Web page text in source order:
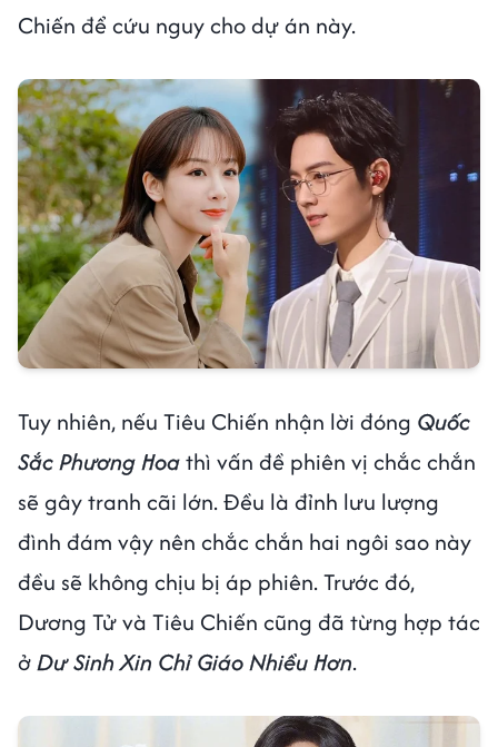
Chiến để cứu nguy cho dự án này.
Tuy nhiên, nếu Tiêu Chiến nhận lời đóng Quốc
Sắc Phương Hoathì vấn đề phiên vị chắc chắn
sẽ gây tranh cãi lớn. Đều là đỉnh lưu lượng
đình đám vậy nên chắc chắn hai ngôi sao này
đều sẽ không chịu bị áp phiên. Trước đó,
Dương Tử và Tiêu Chiến cũng đã từng hợp tác
ởDư Sinh Xin Chỉ Giáo Nhiều Hơn.